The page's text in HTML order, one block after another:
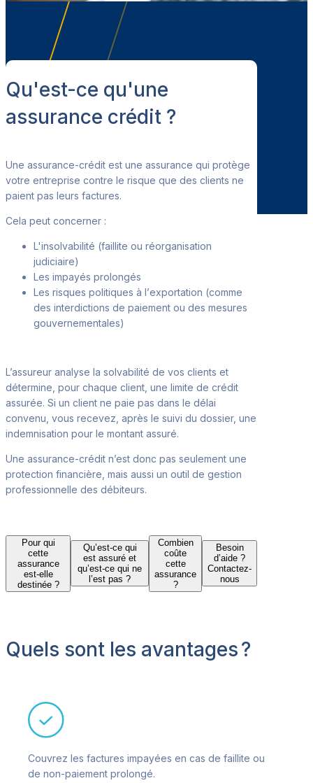
Qu'est-ce qu'une
assurance crédit ?
Une assurance-crédit est une assurance qui protège
votre entreprise contre le risque que des clients ne
paient pas leurs factures.
Cela peut concerner :
L'insolvabilité (faillite ou réorganisation
judiciaire)
Les impayés prolongés
Les risques politiques à l’exportation (comme
des interdictions de paiement ou des mesures
gouvernementales)
L’assureur analyse la solvabilité de vos clients et
détermine, pour chaque client, une limite de crédit
assurée. Si un client ne paie pas dans le délai
convenu, vous recevez, après le suivi du dossier, une
indemnisation pour le montant assuré.
Une assurance-crédit n’est donc pas seulement une
protection financière, mais aussi un outil de gestion
professionnelle des débiteurs.
Pour qui
cette
assurance
est-elle
destinée ?
Qu’est-ce qui
est assuré et
qu’est-ce qui ne
l’est pas ?
Combien
coûte
cette
assurance
?
Besoin
d’aide ?
Contactez-
nous
Quels sont les avantages ?
Couvrez les factures impayées en cas de faillite ou
de non-paiement prolongé.